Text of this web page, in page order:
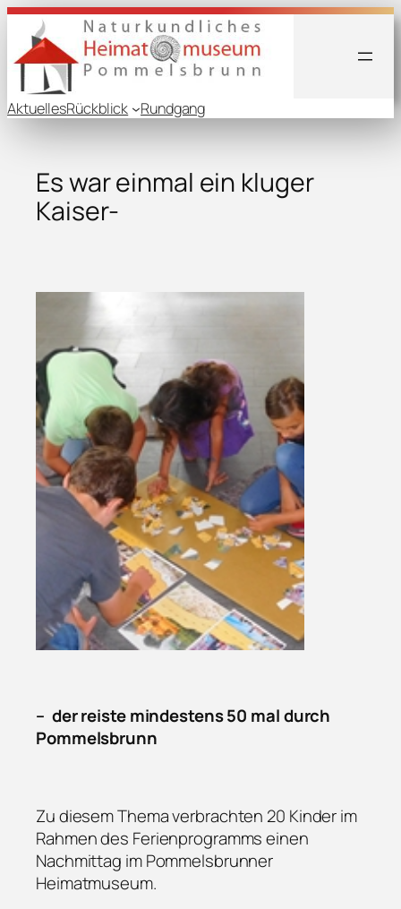
AktuellesRückblick Rundgang
Es war einmal ein kluger
Kaiser-
– der reiste mindestens 50 mal durch
Pommelsbrunn
Zu diesem Thema verbrachten 20 Kinder im
Rahmen des Ferienprogramms einen
Nachmittag im Pommelsbrunner
Heimatmuseum.